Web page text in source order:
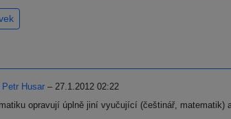
Husar – 27.1.2012 02:22
opravují úplně jiní vyučující (češtinář,